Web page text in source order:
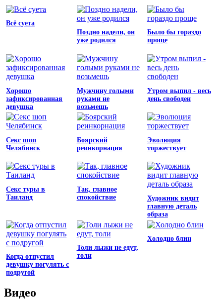
Всё суета
Поздно надели, он
уже родился
Было бы гораздо
проще
Хорошо
зафиксированная
девушка
Мужчину голыми
руками не
возьмешь
Утром выпил - весь
день свободен
Секс шоп
Челябинск
Боярский
реинкорнация
Эволюция
торжествует
Секс туры в
Таиланд
Так, главное
спокойствие
Художник видит
главную деталь
образа
Когда отпустил
девушку погулять с
подругой
Толи лыжи не едут,
толи
Холодно блин
Видео